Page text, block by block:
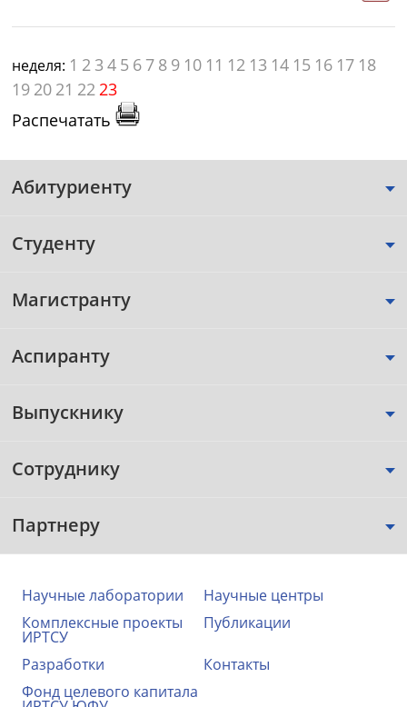
неделя: 1 2 3 4 5 6 7 8 9 10 11 12 13 14 15 16 17 18
19 20 21 2223
Распечатать
Абитуриенту
Студенту
Магистранту
Аспиранту
Выпускнику
Сотруднику
Партнеру
Научные лаборатории
Научные центры
Комплексные проекты
ИРТСУ
Публикации
Разработки
Контакты
Фонд целевого капитала